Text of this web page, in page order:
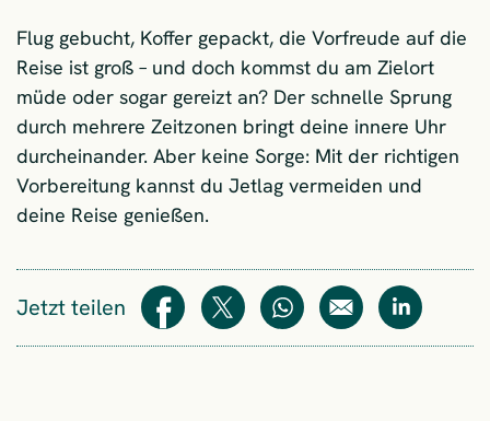
Flug gebucht, Koffer gepackt, die Vorfreude auf die
Reise ist groß – und doch kommst du am Zielort
müde oder sogar gereizt an? Der schnelle Sprung
durch mehrere Zeitzonen bringt deine innere Uhr
durcheinander. Aber keine Sorge: Mit der richtigen
Vorbereitung kannst du Jetlag vermeiden und
deine Reise genießen.
Jetzt teilen Teilen Teilen WhatsAppE-Mail Teilen